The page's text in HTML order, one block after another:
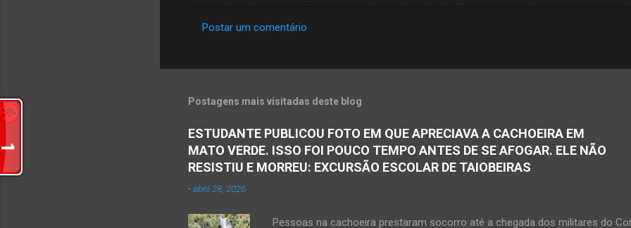
e
t
á
o
Postar um comentário
Postagens mais visitadas deste blog
ESTUDANTE PUBLICOU FOTO EM QUE APRECIAVA A CACHOEIRA EM
MATO VERDE. ISSO FOI POUCO TEMPO ANTES DE SE AFOGAR. ELE NÃO
RESISTIU E MORREU: EXCURSÃO ESCOLAR DE TAIOBEIRAS
-abril 28, 2026
Pessoas na cachoeira prestaram socorro até a chegada dos militares do